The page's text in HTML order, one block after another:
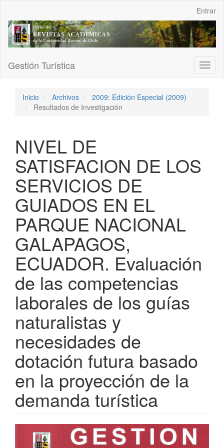
Contenido
principal
Barra
Entrar
Gestión Turística
Inicio Archivos
2009: Edición Especial (2009)
Resultados de Investigación
NIVEL DE
SATISFACION DE LOS
SERVICIOS DE
GUIADOS EN EL
PARQUE NACIONAL
GALAPAGOS,
ECUADOR. Evaluación
de las competencias
laborales de los guías
naturalistas y
necesidades de
dotación futura basado
en la proyección de la
demanda turística
Barra